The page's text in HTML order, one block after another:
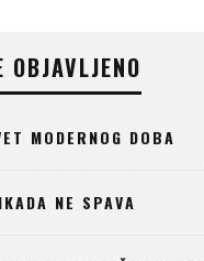
OBJAVLJENO
MODERNOG DOBA
NE SPAVA